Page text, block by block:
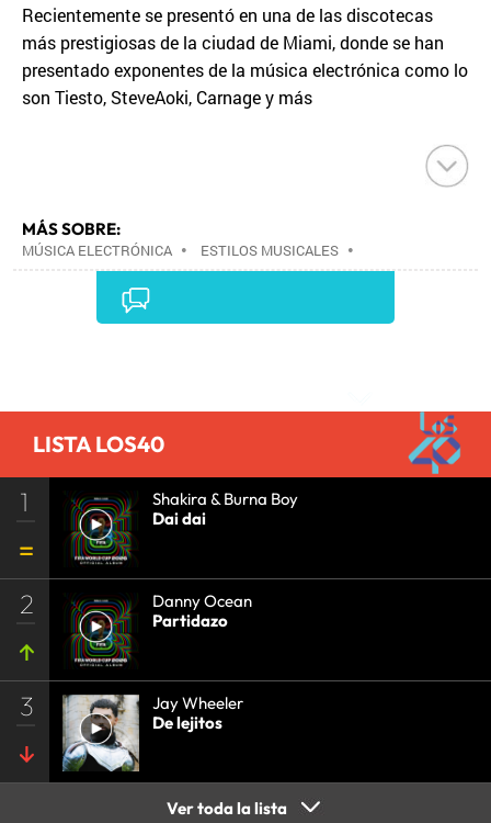
Recientemente se presentó en una de las discotecas
más prestigiosas de la ciudad de Miami, donde se han
presentado exponentes de la música electrónica como lo
son Tiesto, SteveAoki, Carnage y más
MÁS SOBRE:
MÚSICA ELECTRÓNICA • ESTILOS MUSICALES •
•
LISTA LOS40
1
Shakira & Burna Boy
Dai dai
2
Danny Ocean
Partidazo
3
Jay Wheeler
De lejitos
Ver toda la lista